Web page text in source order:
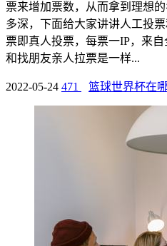
票来增加票数，从而拿到理想
多深，下面给大家讲讲人工投
票即真人投票，每票一IP，来自
和找朋友亲人拉票是一样...
2022-05-24 471 篮球世界杯在